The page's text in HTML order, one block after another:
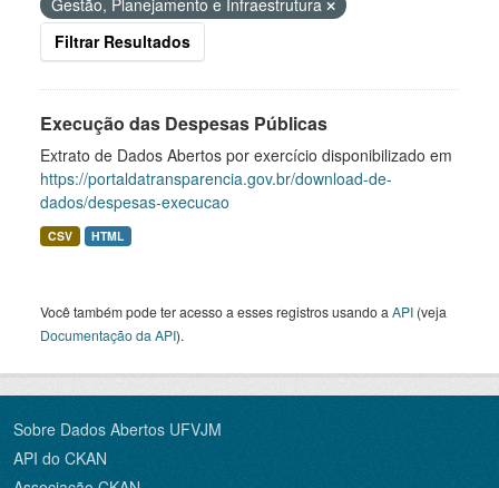
Gestão, Planejamento e Infraestrutura
Filtrar Resultados
Execução das Despesas Públicas
Extrato de Dados Abertos por exercício disponibilizado em
https://portaldatransparencia.gov.br/download-de-
dados/despesas-execucao
CSV HTML
Você também pode ter acesso a esses registros usando a API (veja
Documentação da API).
Sobre Dados Abertos UFVJM
API do CKAN